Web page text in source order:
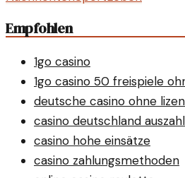
Empfohlen
1go casino
1go casino 50 freispiele
deutsche casino ohne
casino deutschland
casino hohe einsätze
casino zahlungsmethoden